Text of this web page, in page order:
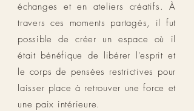
échanges et en ateliers créatifs. À
travers ces moments partagés, il fut
possible de créer un espace où il
était bénéfique de libérer l'esprit et
le corps de pensées restrictives pour
laisser place à retrouver une force et
une paix intérieure.